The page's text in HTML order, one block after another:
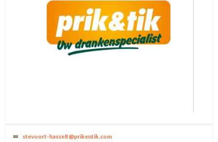
stevoort-hasselt@prikentik.com